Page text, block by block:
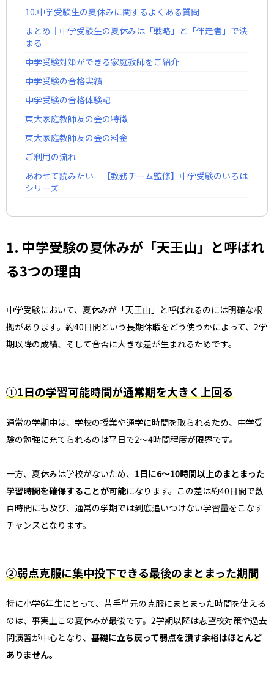
10.中学受験生の夏休みに関するよくある質問
まとめ｜中学受験生の夏休みは「戦略」と「伴走者」で決
まる
中学受験対策ができる家庭教師をご紹介
中学受験の合格実績
中学受験の合格体験記
東大家庭教師友の会の特徴
東大家庭教師友の会の料金
ご利用の流れ
あわせて読みたい｜【教務チーム監修】中学受験のいろは
シリーズ
1. 中学受験の夏休みが「天王山」と呼ばれ
る3つの理由
中学受験において、夏休みが「天王山」と呼ばれるのには明確な根
拠があります。約40日間という長期休暇をどう使うかによって、2学
期以降の成績、そして合否に大きな差が生まれるためです。
①1日の学習可能時間が通常期を大きく上回る
通常の学期中は、学校の授業や通学に時間を取られるため、中学受
験の勉強に充てられるのは平日で2〜4時間程度が限界です。
一方、夏休みは学校がないため、 1日に6〜10時間以上のまとまった
学習時間を確保することが可能になります。この差は約40日間で数
百時間にも及び、通常の学期では到底追いつけない学習量をこなす
チャンスとなります。
②弱点克服に集中投下できる最後のまとまった期間
特に小学6年生にとって、苦手単元の克服にまとまった時間を使える
のは、事実上この夏休みが最後です。2学期以降は志望校対策や過去
問演習が中心となり、 基礎に立ち戻って弱点を潰す余裕はほとんど
ありません。